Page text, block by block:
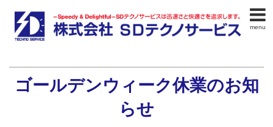
menu
ゴールデンウィーク休業のお知
らせ